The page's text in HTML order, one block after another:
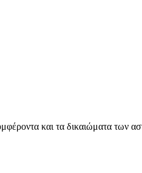
και τα δικαιώματα των